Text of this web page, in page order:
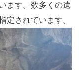
ます。数多くの遺
定されています。